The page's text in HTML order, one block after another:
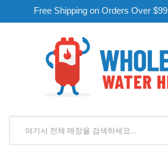
Free Shipping on Orders Over $99